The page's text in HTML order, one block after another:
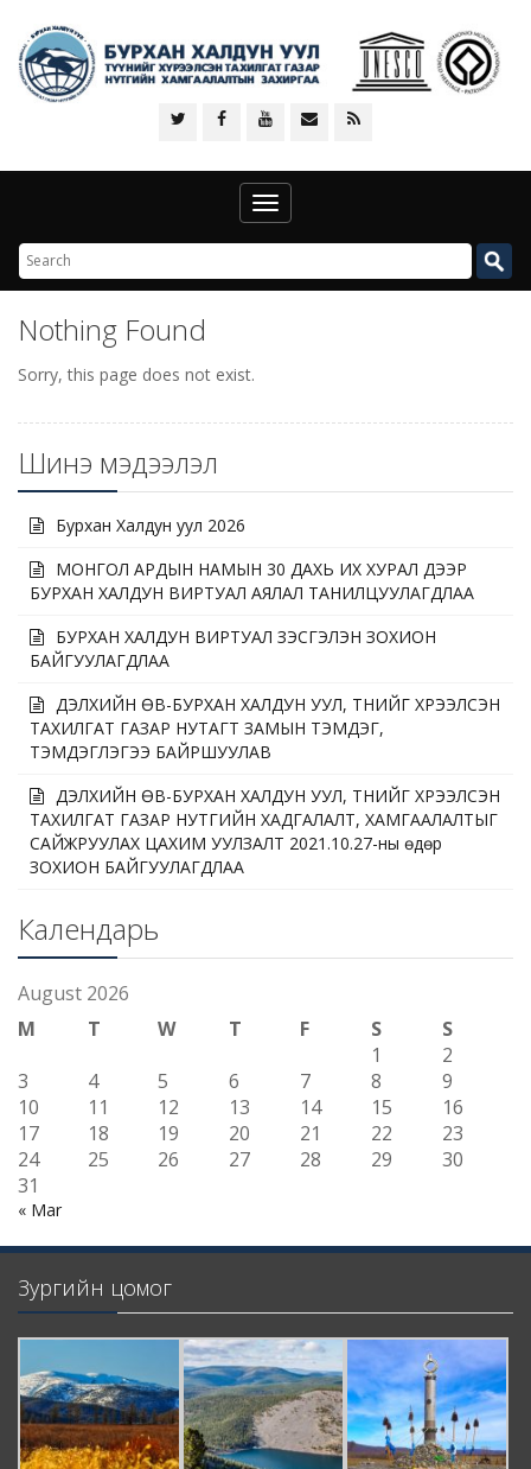
Toggle
navigation
Nothing Found
Sorry, this page does not exist.
Шинэ мэдээлэл
Бурхан Халдун уул 2026
МОНГОЛ АРДЫН НАМЫН 30 ДАХЬ ИХ ХУРАЛ ДЭЭР
БУРХАН ХАЛДУН ВИРТУАЛ АЯЛАЛ ТАНИЛЦУУЛАГДЛАА
БУРХАН ХАЛДУН ВИРТУАЛ ҮЗЭСГЭЛЭН ЗОХИОН
БАЙГУУЛАГДЛАА
ДЭЛХИЙН ӨВ-БУРХАН ХАЛДУН УУЛ, ТҮҮНИЙГ ХҮРЭЭЛСЭН
ТАХИЛГАТ ГАЗАР НУТАГТ ЗАМЫН ТЭМДЭГ,
ТЭМДЭГЛЭГЭЭ БАЙРШУУЛАВ
ДЭЛХИЙН ӨВ-БУРХАН ХАЛДУН УУЛ, ТҮҮНИЙГ ХҮРЭЭЛСЭН
ТАХИЛГАТ ГАЗАР НУТГИЙН ХАДГАЛАЛТ, ХАМГААЛАЛТЫГ
САЙЖРУУЛАХ ЦАХИМ УУЛЗАЛТ 2021.10.27-ны өдөр
ЗОХИОН БАЙГУУЛАГДЛАА
Календарь
August 2026
M
T W T F S
S
1
2
3
4 5 6 7 8
9
10
11 12 13 14 15
16
17
18 19 20 21 22
23
24
25 26 27 28 29
30
31
« Mar
Зургийн цомог